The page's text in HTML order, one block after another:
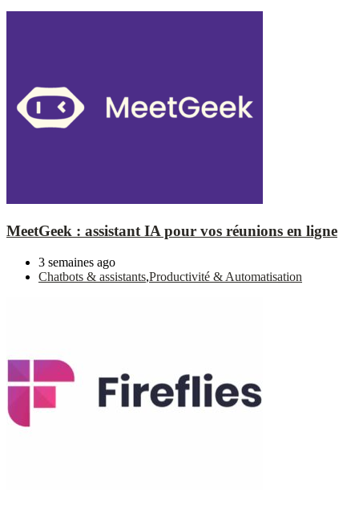
MeetGeek : assistant IA pour vos réunions en ligne
3 semaines ago
Chatbots & assistants,Productivité & Automatisation